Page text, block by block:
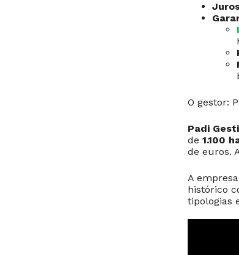
O gestor:
Padi
de 1.100
de euros.
A
histórico
tipologias